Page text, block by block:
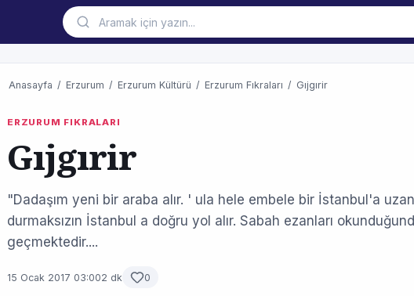
Anasayfa / Erzurum / Erzurum Kültürü / Erzurum Fıkraları / Gıjgırir
ERZURUM FIKRALARI
Gıjgırir
"Dadaşım yeni bir araba alır. ' ula hele embele bir İstanbul'a
durmaksızın İstanbul a doğru yol alır. Sabah ezanları
geçmektedir....
15 Ocak 2017 03:002 dk 0